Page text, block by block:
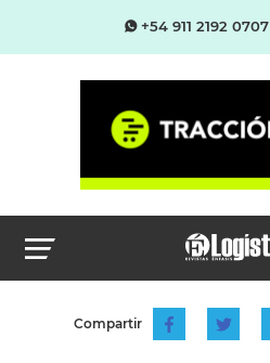
+54 911 2192 0707
Compartir